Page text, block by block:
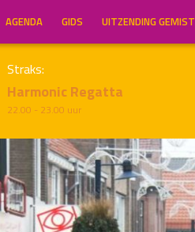
AGENDA GIDS UITZENDING GEMIST
Straks:
Harmonic Regatta
22.00 - 23.00 uur